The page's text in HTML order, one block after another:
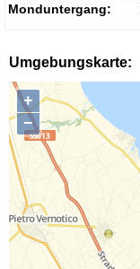
Monduntergang:
Umgebungskarte:
+
−